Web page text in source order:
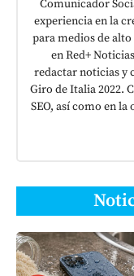
Comunicador
experiencia en la
para medios de
en Red+
redactar noticias y
Giro de Italia 2022.
SEO, así como en